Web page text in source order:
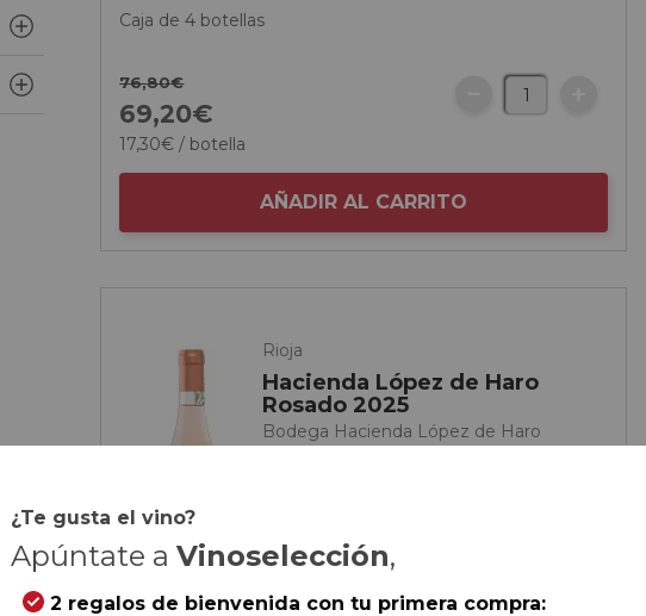
Caja de 4 botellas
76,80€
69,20€
17,30€ / botella
AÑADIR AL CARRITO
Rioja
Hacienda López de Haro
Rosado 2025
Bodega Hacienda López de Haro
¿Te gusta el vino?
Apúntate a Vinoselección,
2 regalos de bienvenida con tu primera compra: